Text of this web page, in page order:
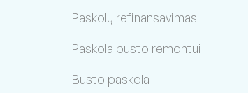
Paskolų refinansavimas
Paskola būsto remontui
Būsto paskola